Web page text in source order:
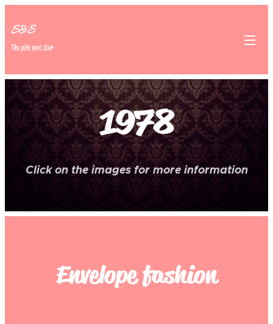
S&S
The girls next door
1978
Click on the images for more information
Envelope fashion